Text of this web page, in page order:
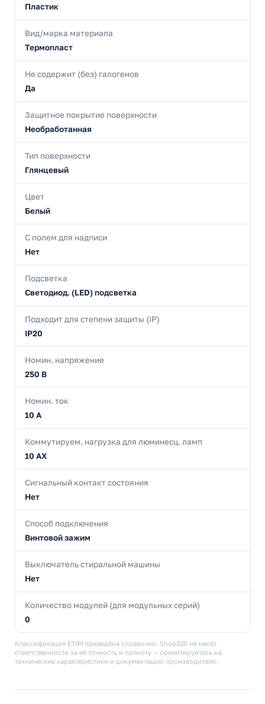
Пластик
Вид/марка материала
Термопласт
Не содержит (без) галогенов
Да
Защитное покрытие поверхности
Необработанная
Тип поверхности
Глянцевый
Цвет
Белый
С полем для надписи
Нет
Подсветка
Светодиод. (LED) подсветка
Подходит для степени защиты (IP)
IP20
Номин. напряжение
250 В
Номин. ток
10 А
Коммутируем. нагрузка для люминесц. ламп
10 AX
Сигнальный контакт состояния
Нет
Способ подключения
Винтовой зажим
Выключатель стиральной машины
Нет
Количество модулей (для модульных серий)
0
Классификация ETIM приведена справочно. Shop220 не несёт
ответственности за её точность и полноту — ориентируйтесь на
технические характеристики и документацию производителя.